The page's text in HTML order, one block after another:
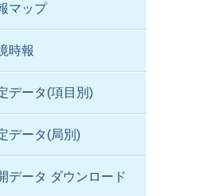
マップ
時報
データ(項目別)
データ(局別)
データ ダウンロード